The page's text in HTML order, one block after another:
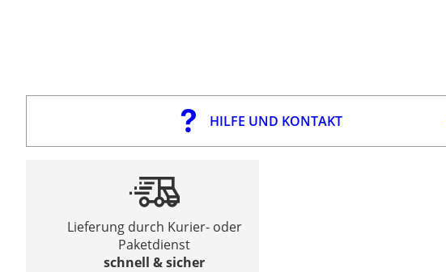
HILFE UND KONTAKT
Lieferung durch Kurier- oder
Paketdienst
schnell & sicher